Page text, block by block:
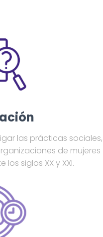
las prácticas sociales,
de mujeres
siglos XX y XXI.